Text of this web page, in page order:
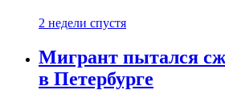
2 недели спустя
Мигрант пытался
в Петербурге